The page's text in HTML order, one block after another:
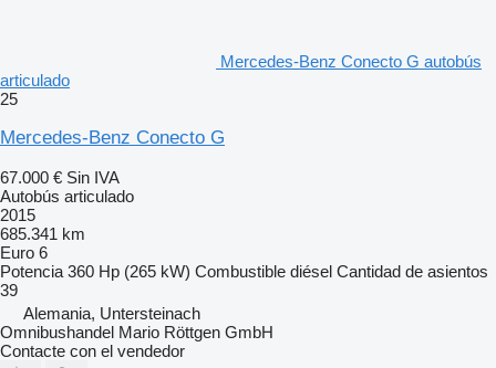
Mercedes-Benz Conecto G autobús
articulado
25
Mercedes-Benz Conecto G
67.000 € Sin IVA
Autobús articulado
2015
685.341 km
Euro 6
Potencia 360 Hp (265 kW) Combustible diésel Cantidad de asientos
39
Alemania, Untersteinach
Omnibushandel Mario Röttgen GmbH
Contacte con el vendedor